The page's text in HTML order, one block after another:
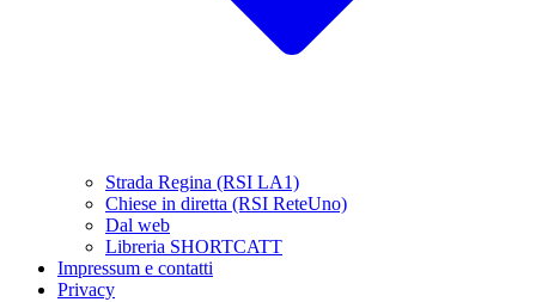
Strada Regina (RSI LA1)
Chiese in diretta (RSI ReteUno)
Dal web
Libreria SHORTCATT
Impressum e contatti
Privacy